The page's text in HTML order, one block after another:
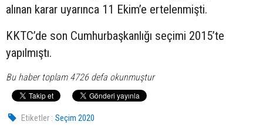
alınan karar uyarınca 11 Ekim’e ertelenmişti.
KKTC’de son Cumhurbaşkanlığı seçimi 2015’te
yapılmıştı.
Bu haber toplam 4726 defa okunmuştur
Etiketler : Seçim 2020